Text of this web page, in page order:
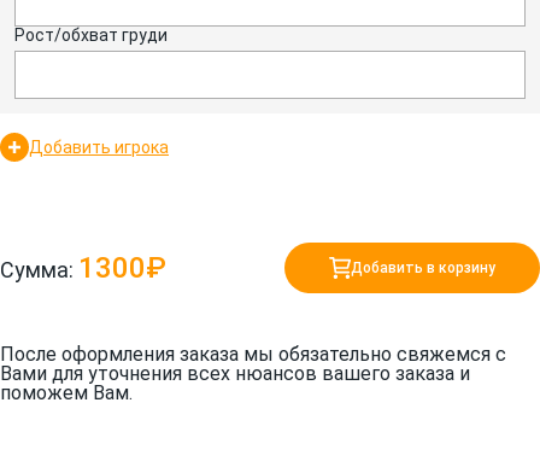
Рост/обхват груди
Добавить игрока
После оформления заказа мы обязательно свяжемся с
Вами для уточнения всех нюансов вашего заказа и
поможем Вам.
Сумма: 1300₽ Добавить в корзину